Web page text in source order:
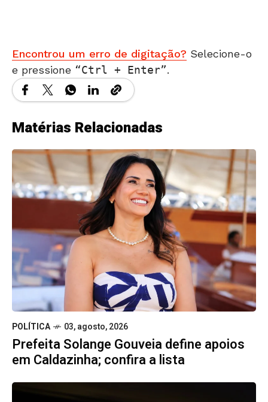
Encontrou um erro de digitação? Selecione-o
e pressione
Ctrl + Enter .
Matérias Relacionadas
POLÍTICA 03, agosto, 2026
Prefeita Solange Gouveia define apoios
em Caldazinha; confira a lista